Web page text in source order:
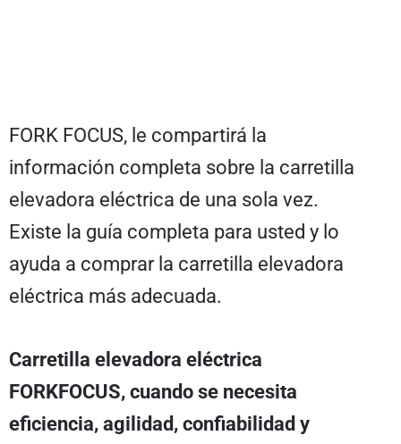
FORK FOCUS, le compartirá la
información completa sobre la carretilla
elevadora eléctrica de una sola vez.
Existe la guía completa para usted y lo
ayuda a comprar la carretilla elevadora
eléctrica más adecuada.
Carretilla elevadora eléctrica
FORKFOCUS, cuando se necesita
eficiencia, agilidad, confiabilidad y